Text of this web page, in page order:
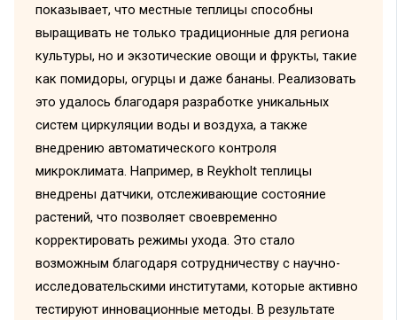
показывает, что местные теплицы способны
выращивать не только традиционные для региона
культуры, но и экзотические овощи и фрукты, такие
как помидоры, огурцы и даже бананы. Реализовать
это удалось благодаря разработке уникальных
систем циркуляции воды и воздуха, а также
внедрению автоматического контроля
микроклимата. Например, в Reykholt теплицы
внедрены датчики, отслеживающие состояние
растений, что позволяет своевременно
корректировать режимы ухода. Это стало
возможным благодаря сотрудничеству с научно-
исследовательскими институтами, которые активно
тестируют инновационные методы. В результате